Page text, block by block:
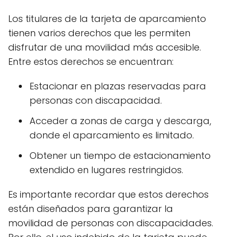
Los titulares de la tarjeta de aparcamiento
tienen varios derechos que les permiten
disfrutar de una movilidad más accesible.
Entre estos derechos se encuentran:
Estacionar en plazas reservadas para
personas con discapacidad.
Acceder a zonas de carga y descarga,
donde el aparcamiento es limitado.
Obtener un tiempo de estacionamiento
extendido en lugares restringidos.
Es importante recordar que estos derechos
están diseñados para garantizar la
movilidad de personas con discapacidades.